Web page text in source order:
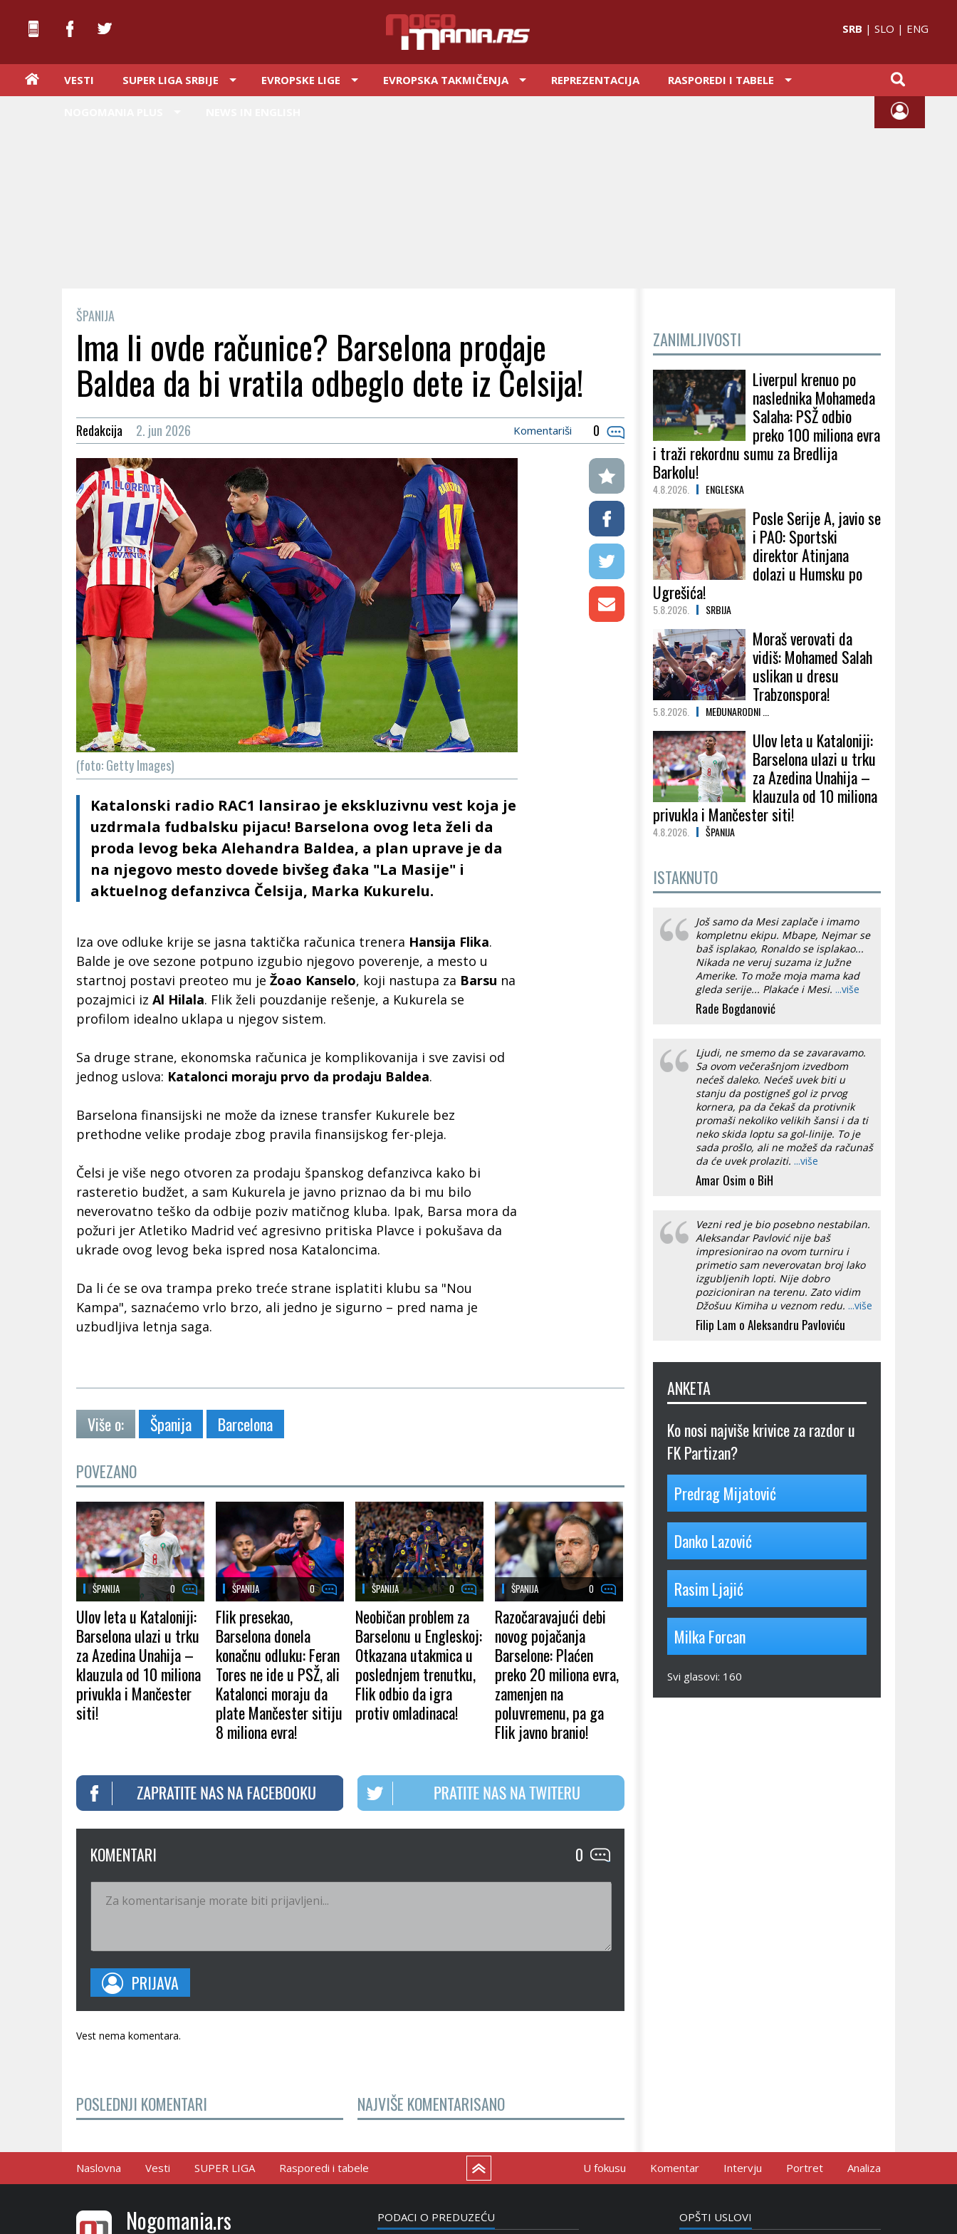
SRB | SLO | ENG
VESTI SUPER LIGA SRBIJE EVROPSKE LIGE EVROPSKA TAKMIČENJA REPREZENTACIJA RASPOREDI I TABELE
ŠPANIJA
Ima li ovde računice? Barselona prodaje
Baldea da bi vratila odbeglo dete iz Čelsija!
Redakcija 2. jun 2026 0
Komentariši
(foto: Getty Images)
Katalonski radio RAC1 lansirao je ekskluzivnu vest koja je
uzdrmala fudbalsku pijacu! Barselona ovog leta želi da
proda levog beka Alehandra Baldea, a plan uprave je da
na njegovo mesto dovede bivšeg đaka "La Masije" i
aktuelnog defanzivca Čelsija, Marka Kukurelu.
Iza ove odluke krije se jasna taktička računica trenera Hansija Flika.
Balde je ove sezone potpuno izgubio njegovo poverenje, a mesto u
startnoj postavi preoteo mu je Žoao Kanselo, koji nastupa za Barsu na
pozajmici iz Al Hilala. Flik želi pouzdanije rešenje, a Kukurela se
profilom idealno uklapa u njegov sistem.
Sa druge strane, ekonomska računica je komplikovanija i sve zavisi od
jednog uslova: Katalonci moraju prvo da prodaju Baldea.
Barselona finansijski ne može da iznese transfer Kukurele bez
prethodne velike prodaje zbog pravila finansijskog fer-pleja.
Čelsi je više nego otvoren za prodaju španskog defanzivca kako bi
rasteretio budžet, a sam Kukurela je javno priznao da bi mu bilo
neverovatno teško da odbije poziv matičnog kluba. Ipak, Barsa mora da
požuri jer Atletiko Madrid već agresivno pritiska Plavce i pokušava da
ukrade ovog levog beka ispred nosa Kataloncima.
Da li će se ova trampa preko treće strane isplatiti klubu sa "Nou
Kampa", saznaćemo vrlo brzo, ali jedno je sigurno – pred nama je
uzbudljiva letnja saga.
Više o: Španija Barcelona
POVEZANO
ŠPANIJA 0
Ulov leta u Kataloniji:
Barselona ulazi u trku
za Azedina Unahija –
klauzula od 10 miliona
privukla i Mančester
siti!
ŠPANIJA 0
Flik presekao,
Barselona donela
konačnu odluku: Feran
Tores ne ide u PSŽ, ali
Katalonci moraju da
plate Mančester sitiju
8 miliona evra!
ŠPANIJA 0
Neobičan problem za
Barselonu u Engleskoj:
Otkazana utakmica u
poslednjem trenutku,
Flik odbio da igra
protiv omladinaca!
ŠPANIJA 0
Razočaravajući debi
novog pojačanja
Barselone: Plaćen
preko 20 miliona evra,
zamenjen na
poluvremenu, pa ga
Flik javno branio!
KOMENTARI 0
PRIJAVA
Vest nema komentara.
POSLEDNJI KOMENTARI NAJVIŠE KOMENTARISANO
ZANIMLJIVOSTI
Liverpul krenuo po
naslednika Mohameda
Salaha: PSŽ odbio
preko 100 miliona evra
i traži rekordnu sumu za Bredlija
Barkolu!
4.8.2026. ENGLESKA
Posle Serije A, javio se
i PAO: Sportski
direktor Atinjana
dolazi u Humsku po
Ugrešića!
5.8.2026. SRBIJA
Moraš verovati da
vidiš: Mohamed Salah
uslikan u dresu
Trabzonspora!
5.8.2026. MEĐUNARODNI ...
Ulov leta u Kataloniji:
Barselona ulazi u trku
za Azedina Unahija –
klauzula od 10 miliona
privukla i Mančester siti!
4.8.2026. ŠPANIJA
ISTAKNUTO
Još samo da Mesi zaplače i imamo
kompletnu ekipu. Mbape, Nejmar se
baš isplakao, Ronaldo se isplakao...
Nikada ne veruj suzama iz Južne
Amerike. To može moja mama kad
gleda serije... Plakaće i Mesi. ...više
Rade Bogdanović
Ljudi, ne smemo da se zavaravamo.
Sa ovom večerašnjom izvedbom
nećeš daleko. Nećeš uvek biti u
stanju da postigneš gol iz prvog
kornera, pa da čekaš da protivnik
promaši nekoliko velikih šansi i da ti
neko skida loptu sa gol-linije. To je
sada prošlo, ali ne možeš da računaš
da će uvek prolaziti. ...više
Amar Osim o BiH
Vezni red je bio posebno nestabilan.
Aleksandar Pavlović nije baš
impresionirao na ovom turniru i
primetio sam neverovatan broj lako
izgubljenih lopti. Nije dobro
pozicioniran na terenu. Zato vidim
Džošuu Kimiha u veznom redu. ...više
Filip Lam o Aleksandru Pavloviću
ANKETA
Ko nosi najviše krivice za razdor u
FK Partizan?
Predrag Mijatović
Danko Lazović
Rasim Ljajić
Milka Forcan
Svi glasovi: 160
Naslovna Vesti SUPER LIGA Rasporedi i tabele U fokusu Komentar Intervju Portret Analiza
Nogomania.rs PODACI O PREDUZEĆU OPŠTI USLOVI